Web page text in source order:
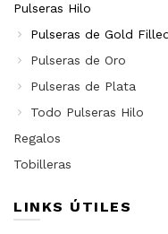
Pulseras Hilo
Pulseras de Gold
Pulseras de Oro
Pulseras de Plata
Todo Pulseras Hilo
Regalos
Tobilleras
LINKS ÚTILES